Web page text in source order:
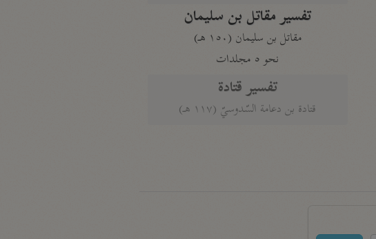
تفسير مقاتل بن سليمان
مقاتل بن سليمان (١٥٠ هـ)
نحو ٥ مجلدات
تفسير قتادة
قتادة بن دعامة السّدوسيّ (١١٧ هـ)